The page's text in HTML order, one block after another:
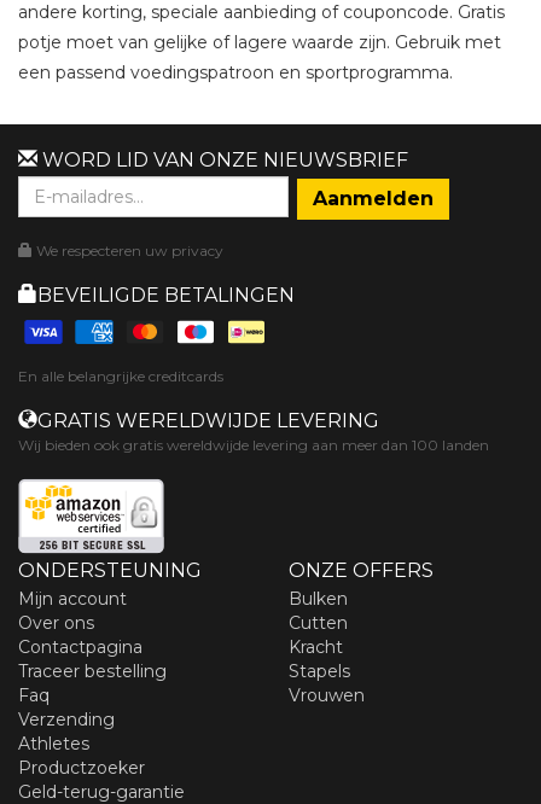
andere korting, speciale aanbieding of couponcode. Gratis
potje moet van gelijke of lagere waarde zijn. Gebruik met
een passend voedingspatroon en sportprogramma.
WORD LID VAN ONZE NIEUWSBRIEF
We respecteren uw privacy
BEVEILIGDE BETALINGEN
En alle belangrijke creditcards
GRATIS WERELDWIJDE LEVERING
Wij bieden ook gratis wereldwijde levering aan meer dan 100 landen
ONDERSTEUNING
Mijn account
Over ons
Contactpagina
Traceer bestelling
Faq
Verzending
Athletes
Productzoeker
Geld-terug-garantie
ONZE OFFERS
Bulken
Cutten
Kracht
Stapels
Vrouwen